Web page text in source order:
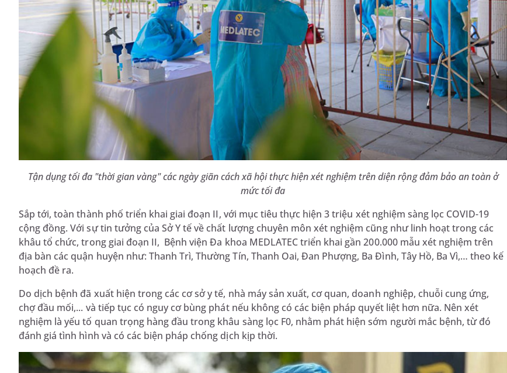
Tận dụng tối đa "thời gian vàng" các ngày giãn cách xã hội thực hiện xét nghiệm trên diện rộng đảm bảo an toàn ở
mức tối đa
Sắp tới, toàn thành phố triển khai giai đoạn II, với mục tiêu thực hiện 3 triệu xét nghiệm sàng lọc COVID-19
cộng đồng. Với sự tin tưởng của Sở Y tế về chất lượng chuyên môn xét nghiệm cũng như linh hoạt trong các
khâu tổ chức, trong giai đoạn II, Bệnh viện Đa khoa MEDLATEC triển khai gần 200.000 mẫu xét nghiệm trên
địa bàn các quận huyện như: Thanh Trì, Thường Tín, Thanh Oai, Đan Phượng, Ba Đình, Tây Hồ, Ba Vì,… theo kế
hoạch đề ra.
Do dịch bệnh đã xuất hiện trong các cơ sở y tế, nhà máy sản xuất, cơ quan, doanh nghiệp, chuỗi cung ứng,
chợ đầu mối,... và tiếp tục có nguy cơ bùng phát nếu không có các biện pháp quyết liệt hơn nữa. Nên xét
nghiệm là yếu tố quan trọng hàng đầu trong khâu sàng lọc F0, nhằm phát hiện sớm người mắc bệnh, từ đó
đánh giá tình hình và có các biện pháp chống dịch kịp thời.